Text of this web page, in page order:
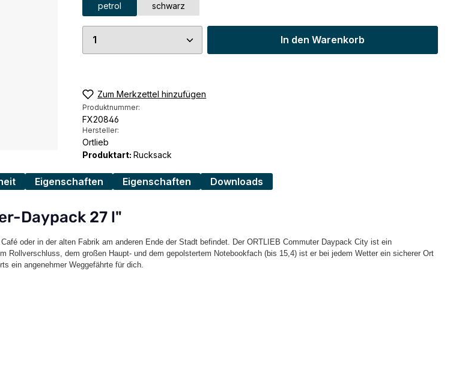
petrol schwarz
Produkt Anzahl: Gib den gewünschten Wert ein oder
In den Warenkorb
Zum Merkzettel hinzufügen
Produktnummer:
FX20846
Hersteller:
Ortlieb
Produktart: Rucksack
Eigenschaften Eigenschaften Downloads
Daypack 27 l"
oder in der alten Fabrik am anderen Ende der Stadt befindet. Der ORTLIEB Commuter Daypack City ist ein
dem großen Haupt- und dem gepolstertem Notebookfach (bis 15,4) ist er bei jedem Wetter ein sicherer Ort
ein angenehmer Weggefährte für dich.